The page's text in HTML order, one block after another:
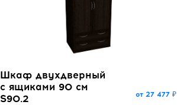
Шкаф двухдверный
с ящиками 90 см
S90.2
от 27 477 ₽